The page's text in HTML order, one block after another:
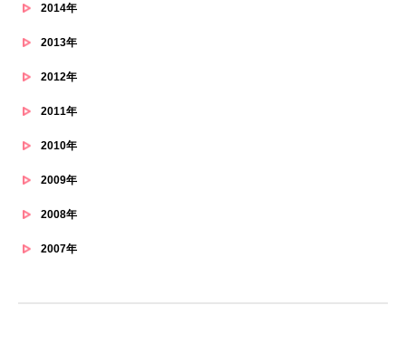
2014年
2013年
2012年
2011年
2010年
2009年
2008年
2007年